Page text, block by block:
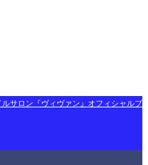
サロン『ヴィヴァン』オフィシャルブ